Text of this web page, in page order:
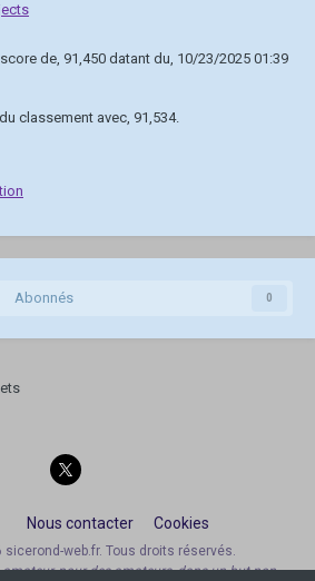
score de, 91,450 datant du, 10/23/2025 01:39
classement avec, 91,534.
Abonnés 0
Nous contacter Cookies
web.fr. Tous droits réservés.
pour des amateurs, dans un but non